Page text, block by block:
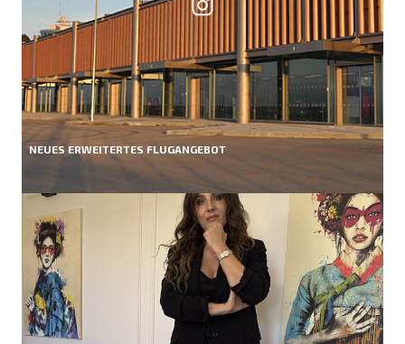
NEUES ERWEITERTES FLUGANGEBOT